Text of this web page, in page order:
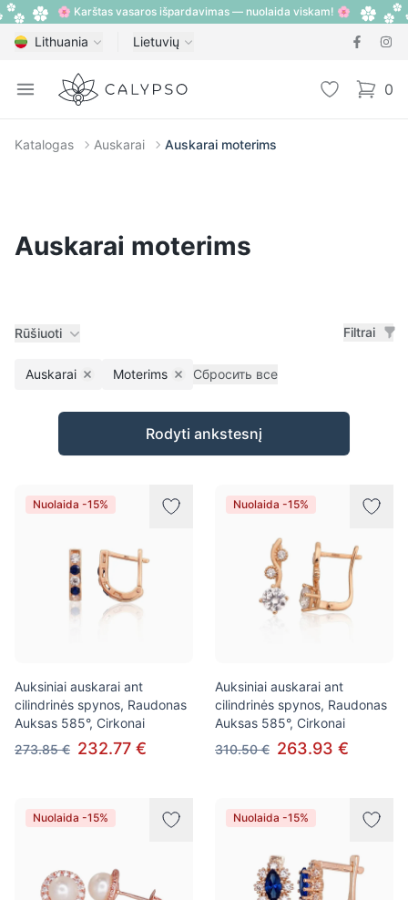
🌸 Karštas vasaros išpardavimas — nuolaida viskam! 🌸
Lithuania Lietuvių
Open menu
Calypso 0
items
Katalogas Auskarai Auskarai moterims
Auskarai moterims
Rūšiuoti Filtrai
Auskarai Remove filter
Moterims Remove filter
Сбросить все
Prekės
Rodyti ankstesnį
Nuolaida -15%
Auksiniai auskarai ant
cilindrinės spynos, Raudonas
Auksas 585°, Cirkonai
273.85 € 232.77 €
Nuolaida -15%
Auksiniai auskarai ant
cilindrinės spynos, Raudonas
Auksas 585°, Cirkonai
310.50 € 263.93 €
Nuolaida -15% Nuolaida -15%